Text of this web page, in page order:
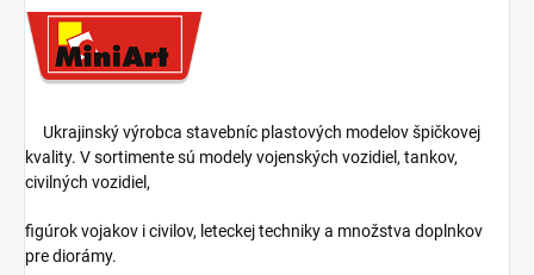
Ukrajinský výrobca stavebníc plastových modelov špičkovej
kvality. V sortimente sú modely vojenských vozidiel, tankov,
civilných vozidiel,
figúrok vojakov i civilov, leteckej techniky a množstva doplnkov
pre diorámy.